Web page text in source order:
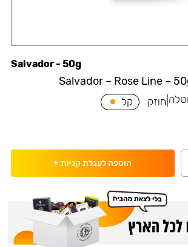
Salvador – Rose Line –
Salvador - 50g
חוזק קל
הוספה לעגלת קניות +